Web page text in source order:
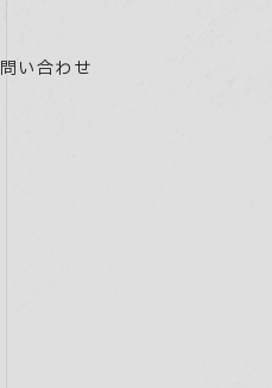
問い合わせ